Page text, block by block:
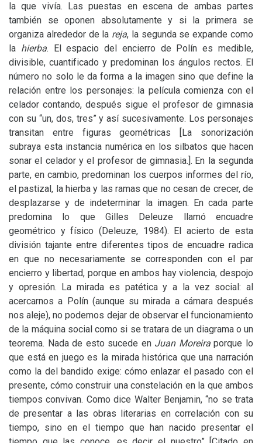
la que vivía. Las puestas en escena de ambas partes
también se oponen absolutamente y si la primera se
organiza alrededor de la reja, la segunda se expande como
la hierba. El espacio del encierro de Polín es medible,
divisible, cuantificado y predominan los ángulos rectos. El
número no solo le da forma a la imagen sino que define la
relación entre los personajes: la película comienza con el
celador contando, después sigue el profesor de gimnasia
con su “un, dos, tres” y así sucesivamente. Los personajes
transitan entre figuras geométricas [La sonorización
subraya esta instancia numérica en los silbatos que hacen
sonar el celador y el profesor de gimnasia.]. En la segunda
parte, en cambio, predominan los cuerpos informes del río,
el pastizal, la hierba y las ramas que no cesan de crecer, de
desplazarse y de indeterminar la imagen. En cada parte
predomina lo que Gilles Deleuze llamó encuadre
geométrico y físico (Deleuze, 1984). El acierto de esta
división tajante entre diferentes tipos de encuadre radica
en que no necesariamente se corresponden con el par
encierro y libertad, porque en ambos hay violencia, despojo
y opresión. La mirada es patética y a la vez social: al
acercarnos a Polín (aunque su mirada a cámara después
nos aleje), no podemos dejar de observar el funcionamiento
de la máquina social como si se tratara de un diagrama o un
teorema. Nada de esto sucede en Juan Moreiraporque lo
que está en juego es la mirada histórica que una narración
como la del bandido exige: cómo enlazar el pasado con el
presente, cómo construir una constelación en la que ambos
tiempos convivan. Como dice Walter Benjamin, “no se trata
de presentar a las obras literarias en correlación con su
tiempo, sino en el tiempo que han nacido presentar el